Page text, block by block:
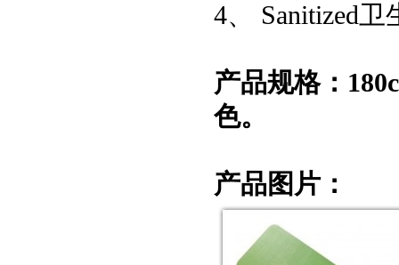
4、 Sanitized
产品规格：
色。
产品图片：